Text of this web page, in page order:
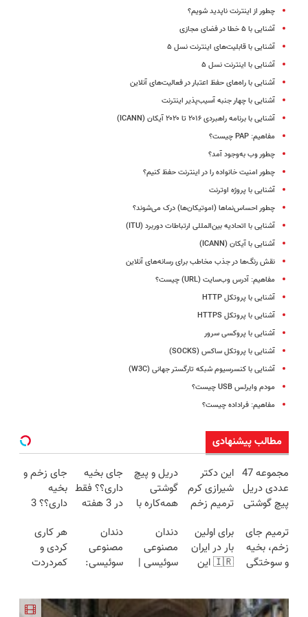
چطور از اینترنت ناپدید شویم؟
آشنایی با ۵ خطا در فضای مجازی
آشنایی با قابلیت‌های اینترنت نسل ۵
آشنایی با اینترنت نسل ۵
آشنایی با راه‌های حفظ اعتبار در فعالیت‌های آنلاین
آشنایی با چهار جنبه آسیب‌پذیر اینترنت
آشنایی با برنامه‌ راهبردی ۲۰۱۶ تا ۲۰۲۰ آیکان (ICANN)
مفاهیم: PAP چیست؟
چطور وب به‌وجود آمد؟
چطور امنیت خانواده را در اینترنت حفظ کنیم؟
آشنایی با پروژه اوترنت
چطور احساس‌نماها (اموتیکان‌ها) درک می‌شوند؟
آشنایی با اتحادیه بین‌المللی ارتباطات دوربرد (ITU)
آشنایی با آیکان (ICANN)
نقش رنگ‌ها در جذب مخاطب برای رسانه‌های آنلاین
مفاهیم: آدرس وب‌سایت (URL) چیست؟
آشنایی با پروتکل HTTP
آشنایی با پروتکل HTTPS
آشنایی با پروکسی سرور
آشنایی با پروتکل ساکس (SOCKS)
آشنایی با کنسرسیوم شبکه تارگستر جهانی (W3C)
مودم وایرلس USB چیست؟
مفاهیم: فراداده‌ چیست؟
مطالب پیشنهادی
مجموعه 47
عددی دریل
پیچ گوشتی
(تخفیف به
مدت
محدود)
این دکتر
شیرازی کرم
ترمیم زخم
ساخت!!!
دریل و پیچ
گوشتی
همه‌کاره با
هوشمند ⚙️
(نصف
قیمت بازار
جای بخیه
داری؟؟ فقط
در 3 هفته
کن!😍
جای زخم و
بخیه
داری؟؟ 3
محوش کن!
ترمیم جای
زخم، بخیه
و سوختگی
برای اولین
بار در ایران
🇮🇷 این
23 روزه
دندان
مصنوعی
سوئیسی |
طبیعی!
دندان
مصنوعی
سوئیسی:
اروپا، سبک
هر کاری
کردی و
کمردردت
پرسشنامه و